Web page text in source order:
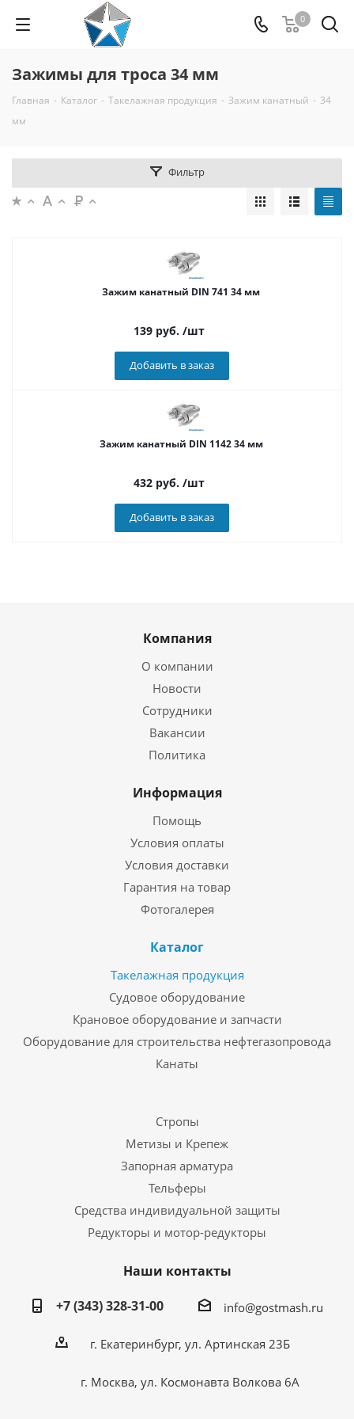
0
Зажимы для троса 34 мм
Главная - Каталог - Такелажная продукция - Зажим канатный - 34
мм
Фильтр
Зажим канатный DIN 741 34 мм
139 руб. /шт
Добавить в заказ
Зажим канатный DIN 1142 34 мм
432 руб. /шт
Добавить в заказ
Компания
О компании
Новости
Сотрудники
Вакансии
Политика
Информация
Помощь
Условия оплаты
Условия доставки
Гарантия на товар
Фотогалерея
Каталог
Такелажная продукция
Судовое оборудование
Крановое оборудование и запчасти
Оборудование для строительства нефтегазопровода
Канаты
Стропы
Метизы и Крепеж
Запорная арматура
Тельферы
Средства индивидуальной защиты
Редукторы и мотор-редукторы
Наши контакты
+7 (343) 328-31-00
info@gostmash.ru
г. Екатеринбург, ул. Артинская 23Б
г. Москва, ул. Космонавта Волкова 6А